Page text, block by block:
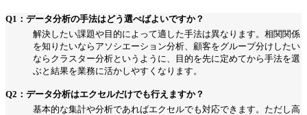
Q1：データ分析の手法はどう選べばよいですか？
解決したい課題や目的によって適した手法は異なります。相関関係
を知りたいならアソシエーション分析、顧客をグループ分けしたい
ならクラスター分析というように、目的を先に定めてから手法を選
ぶと結果を業務に活かしやすくなります。
Q2：データ分析はエクセルだけでも行えますか？
基本的な集計や分析であればエクセルでも対応できます。ただし高